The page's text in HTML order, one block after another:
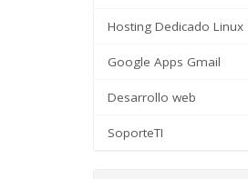
Hosting Dedicado Linux
Google Apps Gmail
Desarrollo web
SoporteTI